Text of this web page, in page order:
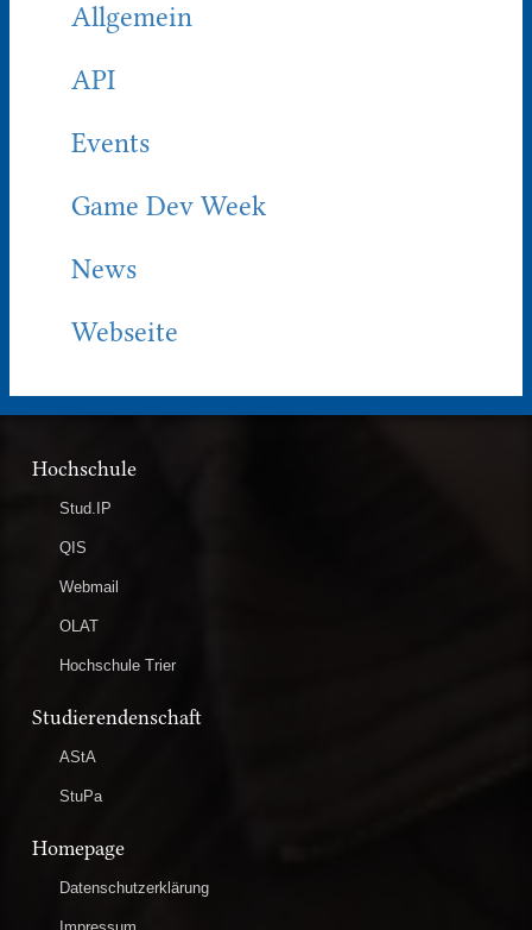
Allgemein
API
Events
Game Dev Week
News
Webseite
Hochschule
Stud.IP
QIS
Webmail
OLAT
Hochschule Trier
Studierendenschaft
AStA
StuPa
Homepage
Datenschutzerklärung